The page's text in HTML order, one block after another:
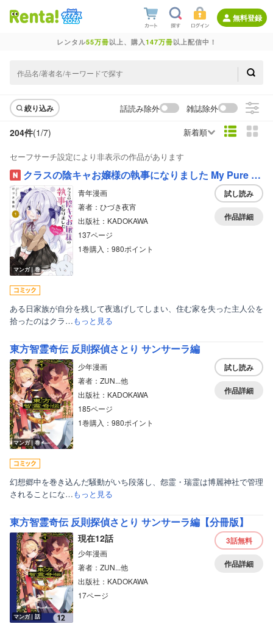
無料登録
レンタル55万冊以上、購入147万冊以上配信中！
絞り込み 話読み除外 雑誌除外
204件(1/7) 新着順
セーフサーチ設定により非表示の作品があります
クラスの陰キャお嬢様の執事になりました My Pure Lady
マンガ｜巻
青年漫画
著者：ひづき夜宵
出版社：KADOKAWA
137ページ
1巻購入：980ポイント
試し読み
作品詳細
ある日家族が自分を残して夜逃げしてしまい、住む家を失った主人公を
拾ったのはクラ…もっと見る
東方智霊奇伝 反則探偵さとり サンサーラ編
マンガ｜巻
少年漫画
著者：ZUN...他
出版社：KADOKAWA
185ページ
1巻購入：980ポイント
試し読み
作品詳細
幻想郷中を巻き込んだ騒動がいち段落し、怨霊・瑞霊は博麗神社で管理
されることにな…もっと見る
東方智霊奇伝 反則探偵さとり サンサーラ編【分冊版】
マンガ｜話
現在12話
少年漫画
著者：ZUN...他
出版社：KADOKAWA
17ページ
3話無料
作品詳細